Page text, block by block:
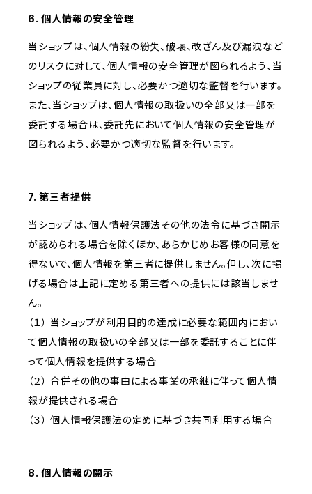
6. 個人情報の安全管理
当ショップは、個人情報の紛失、破壊、改ざん及び漏洩など
のリスクに対して、個人情報の安全管理が図られるよう、当
ショップの従業員に対し、必要かつ適切な監督を行います。
また、当ショップは、個人情報の取扱いの全部又は一部を
委託する場合は、委託先において個人情報の安全管理が
図られるよう、必要かつ適切な監督を行います。
7. 第三者提供
当ショップは、個人情報保護法その他の法令に基づき開示
が認められる場合を除くほか、あらかじめお客様の同意を
得ないで、個人情報を第三者に提供しません。但し、次に掲
げる場合は上記に定める第三者への提供には該当しませ
ん。
（１） 当ショップが利用目的の達成に必要な範囲内におい
て個人情報の取扱いの全部又は一部を委託することに伴
って個人情報を提供する場合
（２） 合併その他の事由による事業の承継に伴って個人情
報が提供される場合
（３） 個人情報保護法の定めに基づき共同利用する場合
8. 個人情報の開示